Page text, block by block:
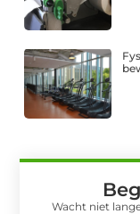
Wacht niet